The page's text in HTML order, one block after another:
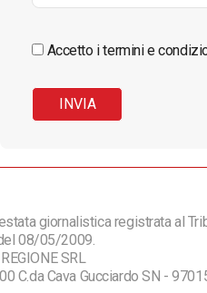
Accetto i termini e
giornalistica registrata al
08/05/2009.
SRL
C.da Cava Gucciardo SN -